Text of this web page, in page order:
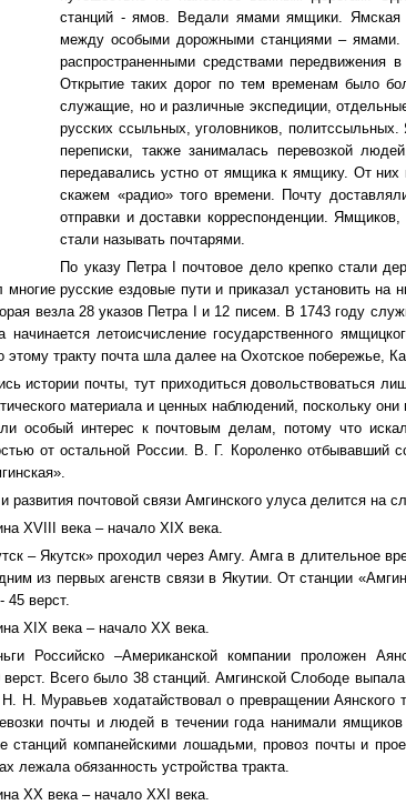
станций - ямов. Ведали ямами ямщики. Ямская
между особыми дорожными станциями –
распространенными средствами передвижения
Открытие таких дорог по тем временам было
служащие, но и различные экспедиции,
русских ссыльных, уголовников,
переписки, также занималась перевозкой
передавались устно от ямщика к ямщику. От них
скажем «радио» того времени. Почту
отправки и доставки корреспонденции.
стали называть почтарями.
По указу Петра I почтовое дело крепко стали
многие русские ездовые пути и приказал установить
везла 28 указов Петра I и 12 писем. В 1743 году
начинается летоисчисление государственного
этому тракту почта шла далее на Охотское побережье,
истории почты, тут приходиться довольствоваться
материала и ценных наблюдений, поскольку
особый интерес к почтовым делам, потому что
от остальной России. В. Г. Короленко
развития почтовой связи Амгинского улуса делится на
XVIII века – начало XIX века.
– Якутск» проходил через Амгу. Амга в длительное
из первых агенств связи в Якутии. От станции
45 верст.
XIX века – начало XX века.
Российско –Американской компании проложен
Всего было 38 станций. Амгинской Слободе
Н. Н. Муравьев ходатайствовал о превращении Аянского
почты и людей в течении года нанимали
станций компанейскими лошадьми, провоз почты и
лежала обязанность устройства тракта.
XX века – начало XXI века.